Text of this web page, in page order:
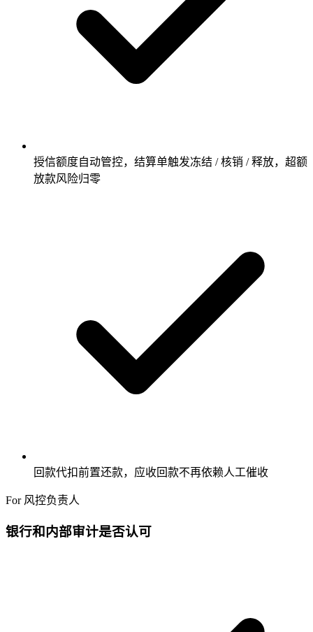
授信额度自动管控，结算单触发冻结 / 核销 / 释放，超额
放款风险归零
回款代扣前置还款，应收回款不再依赖人工催收
For 风控负责人
银行和内部审计是否认可